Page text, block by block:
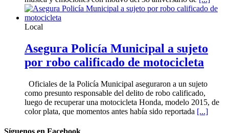
Local
Asegura Policía Municipal a sujeto
por robo calificado de motocicleta
Oficiales de la Policía Municipal aseguraron a un sujeto
como presunto responsable del delito de robo calificado,
luego de recuperar una motocicleta Honda, modelo 2015, de
color plata, que momentos antes había sido reportada [...]
Síguenos en Facebook